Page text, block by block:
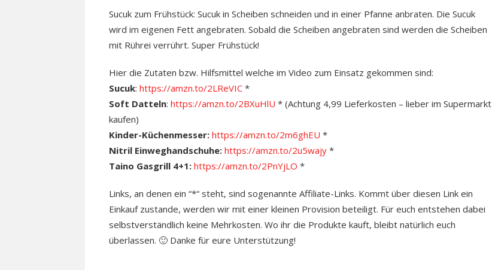
Sucuk zum Frühstück: Sucuk in Scheiben schneiden und in einer Pfanne anbraten. Die Sucuk
wird im eigenen Fett angebraten. Sobald die Scheiben angebraten sind werden die Scheiben
mit Rührei verrührt. Super Frühstück!
Hier die Zutaten bzw. Hilfsmittel welche im Video zum Einsatz gekommen sind:
Sucuk: https://amzn.to/2LReVIC *
Soft Datteln: https://amzn.to/2BXuHlU * (Achtung 4,99 Lieferkosten – lieber im Supermarkt
kaufen)
Kinder-Küchenmesser: https://amzn.to/2m6ghEU *
Nitril Einweghandschuhe: https://amzn.to/2u5wajy *
Taino Gasgrill 4+1: https://amzn.to/2PnYjLO *
Links, an denen ein “*“ steht, sind sogenannte Affiliate-Links. Kommt über diesen Link ein
Einkauf zustande, werden wir mit einer kleinen Provision beteiligt. Für euch entstehen dabei
selbstverständlich keine Mehrkosten. Wo ihr die Produkte kauft, bleibt natürlich euch
überlassen. 🙂 Danke für eure Unterstützung!